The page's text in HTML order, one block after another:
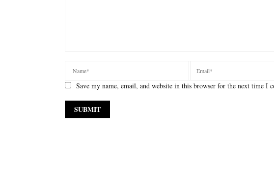
Save my name, email, and website in this browser for the next time I